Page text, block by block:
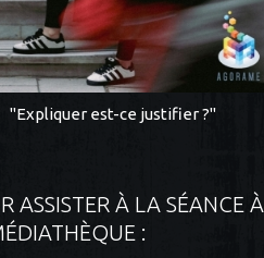
"Expliquer est-ce justifier ?"
ASSISTER À LA SÉANCE À
: